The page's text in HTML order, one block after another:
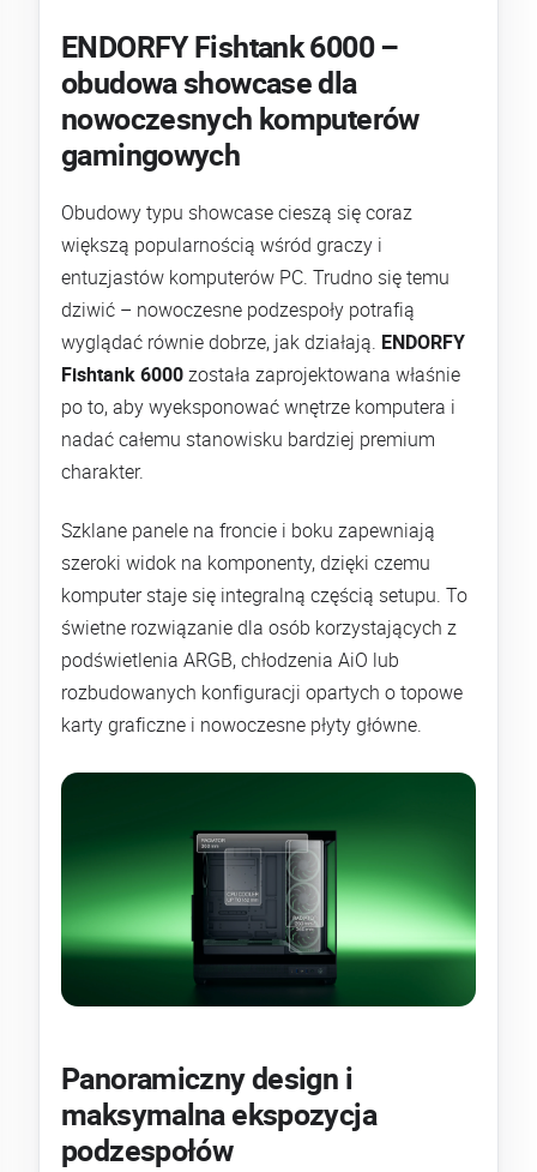
ENDORFY Fishtank 6000 –
obudowa showcase dla
nowoczesnych komputerów
gamingowych
Obudowy typu showcase cieszą się coraz
większą popularnością wśród graczy i
entuzjastów komputerów PC. Trudno się temu
dziwić – nowoczesne podzespoły potrafią
wyglądać równie dobrze, jak działają. ENDORFY
Fishtank 6000została zaprojektowana właśnie
po to, aby wyeksponować wnętrze komputera i
nadać całemu stanowisku bardziej premium
charakter.
Szklane panele na froncie i boku zapewniają
szeroki widok na komponenty, dzięki czemu
komputer staje się integralną częścią setupu. To
świetne rozwiązanie dla osób korzystających z
podświetlenia ARGB, chłodzenia AiO lub
rozbudowanych konfiguracji opartych o topowe
karty graficzne i nowoczesne płyty główne.
Panoramiczny design i
maksymalna ekspozycja
podzespołów